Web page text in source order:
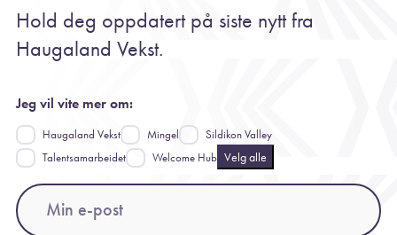
Hold deg oppdatert på siste nytt fra
Haugaland Vekst.
Jeg vil vite mer om:
Haugaland Vekst Mingel
Sildikon Valley
Talentsamarbeidet
Welcome Hub Velg alle
Email